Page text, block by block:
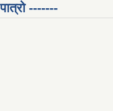
-------